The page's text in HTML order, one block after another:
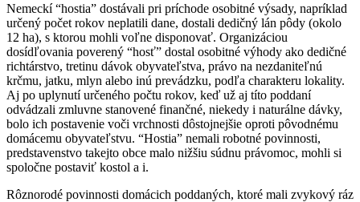
Nemeckí “hostia” dostávali pri príchode osobitné výsady, napríklad
určený počet rokov neplatili dane, dostali dedičný lán pôdy (okolo
12 ha), s ktorou mohli voľne disponovať. Organizáciou
dosídľovania poverený “hosť” dostal osobitné výhody ako dedičné
richtárstvo, tretinu dávok obyvateľstva, právo na nezdaniteľnú
krčmu, jatku, mlyn alebo inú prevádzku, podľa charakteru lokality.
Aj po uplynutí určeného počtu rokov, keď už aj títo poddaní
odvádzali zmluvne stanovené finančné, niekedy i naturálne dávky,
bolo ich postavenie voči vrchnosti dôstojnejšie oproti pôvodnému
domácemu obyvateľstvu. “Hostia” nemali robotné povinnosti,
predstavenstvo takejto obce malo nižšiu súdnu právomoc, mohli si
spoločne postaviť kostol a i.
Rôznorodé povinnosti domácich poddaných, ktoré mali zvykový ráz